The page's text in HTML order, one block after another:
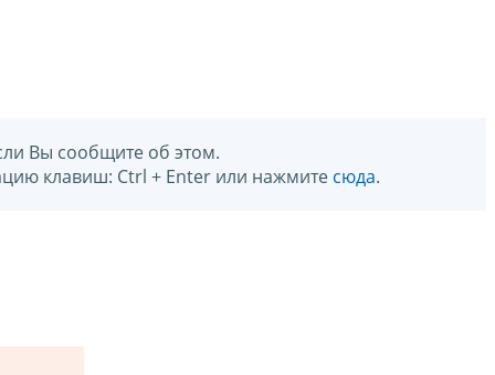
Вы сообщите об этом.
клавиш: Ctrl + Enter или нажмите сюда.